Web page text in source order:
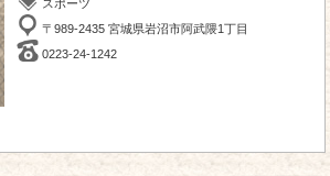
スポーツ
〒989-2435 宮城県岩沼市阿武隈1丁目
0223-24-1242